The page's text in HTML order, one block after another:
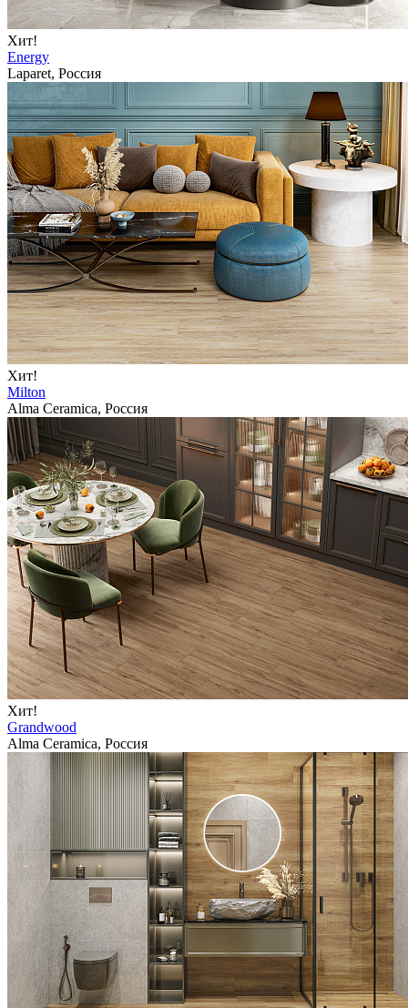
Хит!
Energy
Laparet, Россия
Хит!
Milton
Alma Ceramica, Россия
Хит!
Grandwood
Alma Ceramica, Россия